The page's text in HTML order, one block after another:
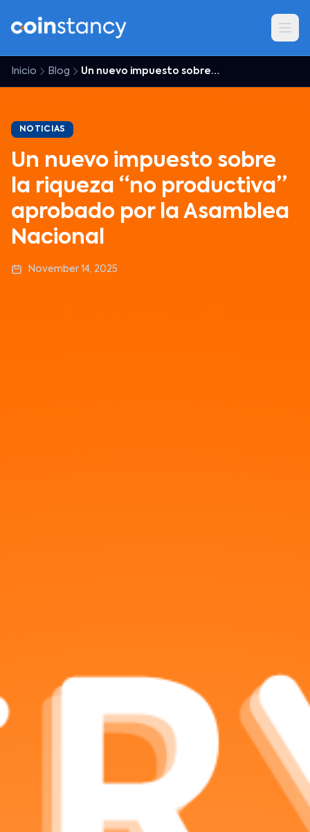
Inicio Blog Un nuevo impuesto sobre la riqueza “no productiva” aprobado por la Asamblea Nacional
NOTICIAS
Un nuevo impuesto sobre
la riqueza “no productiva”
aprobado por la Asamblea
Nacional
November 14, 2025